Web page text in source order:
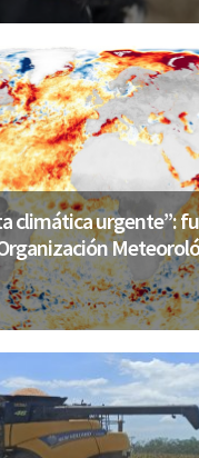
climática urgente”: